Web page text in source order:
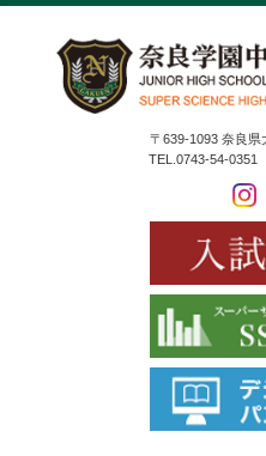
〒639-1093 奈良県
TEL.0743-54-0351